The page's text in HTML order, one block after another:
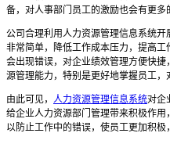
备，对人事部门员工的激励也会有更多
公司合理利用人力资源管理信息系统开
非常简单，降低工作成本压力，提高
会出现错误，对企业绩效管理方便快
源管理能力，特别是更好地掌握员工，
由此可见， 人力资源管理信息系统对企
给企业人力资源部门管理带来积极作
以防止工作中的错误，使员工更加积极